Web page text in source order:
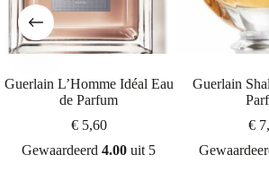
Guerlain L’Homme Idéal Eau
de Parfum
€5,60
Gewaardeerd4.00 uit 5
Guerlain
€